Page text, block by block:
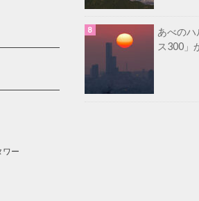
ワー
あべのハ
ス300」